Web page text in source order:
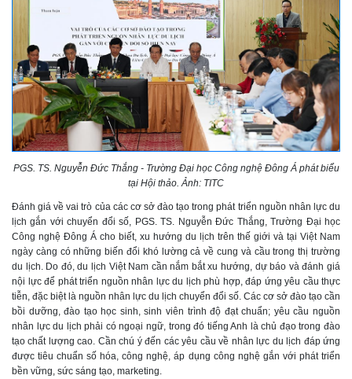
PGS. TS. Nguyễn Đức Thắng - Trường Đại học Công nghệ Đông Á phát biểu
tại Hội thảo. Ảnh: TITC
Đánh giá về vai trò của các cơ sở đào tạo trong phát triển nguồn nhân lực du
lịch gắn với chuyển đổi số, PGS. TS. Nguyễn Đức Thắng, Trường Đại học
Công nghệ Đông Á cho biết, xu hướng du lịch trên thế giới và tại Việt Nam
ngày càng có những biến đổi khó lường cả về cung và cầu trong thị trường
du lịch. Do đó, du lịch Việt Nam cần nắm bắt xu hướng, dự báo và đánh giá
nội lực để phát triển nguồn nhân lực du lịch phù hợp, đáp ứng yêu cầu thực
tiễn, đặc biệt là nguồn nhân lực du lịch chuyển đổi số. Các cơ sở đào tạo cần
bồi dưỡng, đào tạo học sinh, sinh viên trình độ đạt chuẩn; yêu cầu nguồn
nhân lực du lịch phải có ngoại ngữ, trong đó tiếng Anh là chủ đạo trong đào
tạo chất lượng cao. Cần chú ý đến các yêu cầu về nhân lực du lịch đáp ứng
được tiêu chuẩn số hóa, công nghệ, áp dụng công nghệ gắn với phát triển
bền vững, sức sáng tạo, marketing.